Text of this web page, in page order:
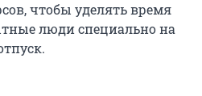
чтобы уделять время
люди специально на